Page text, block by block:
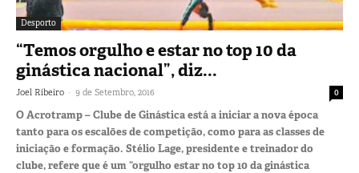
Desporto
“Temos orgulho e estar no top 10 da
ginástica nacional”, diz...
Joel Ribeiro - 9 de Setembro, 2016 0
O Acrotramp – Clube de Ginástica está a iniciar a nova época
tanto para os escalões de competição, como para as classes de
iniciação e formação. Stélio Lage, presidente e treinador do
clube, refere que é um “orgulho estar no top 10 da ginástica